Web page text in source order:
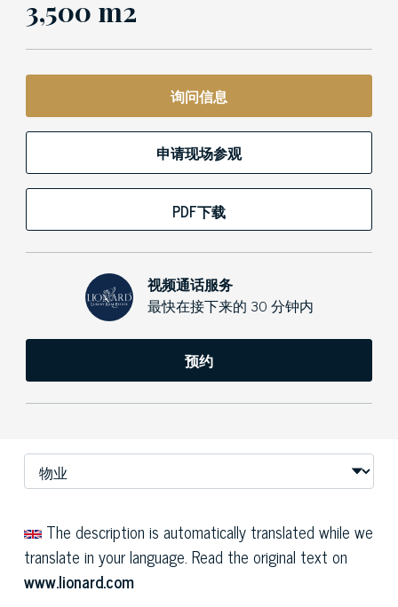
3,500 m2
询问信息
申请现场参观
PDF下载
视频通话服务
最快在接下来的 30 分钟内
预约
The description is automatically translated while we
translate in your language. Read the original text on
www.lionard.com